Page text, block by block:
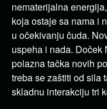
nematerijalna
koja ostaje sa nama i
u očekivanju čuda.
uspeha i nada. Doček
polazna tačka novih
treba se zaštiti od sila
skladnu interakciju tri